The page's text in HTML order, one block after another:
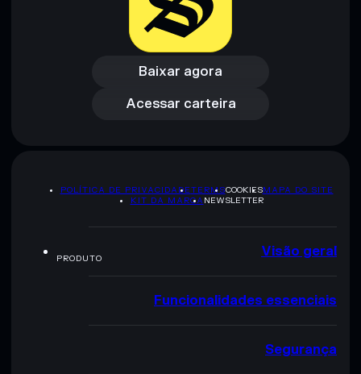
pesquisa. Dados fornecidos pelo rugcheck.xyz.
Baixar agora
Baixar agora
Acessar carteira
Acessar carteira
POLÍTICA DE PRIVACIDADETERMSCOOKIESMAPA DO SITE
KIT DA MARCA NEWSLETTER
PRODUTO Visão geral
Funcionalidades essenciais
Segurança